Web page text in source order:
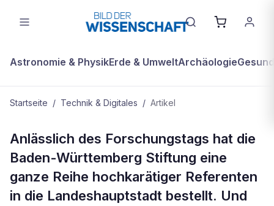
Astronomie & PhysikErde & UmweltArchäologie
Startseite / Technik & Digitales / Artikel
Forschungstag 2013 der Baden-
Württemberg Stiftung:
Hochtechnologie im Ländle
Anlässlich des Forschungstags hat die
Baden-Württemberg Stiftung eine
ganze Reihe hochkarätiger Referenten
in die Landeshauptstadt bestellt. Und